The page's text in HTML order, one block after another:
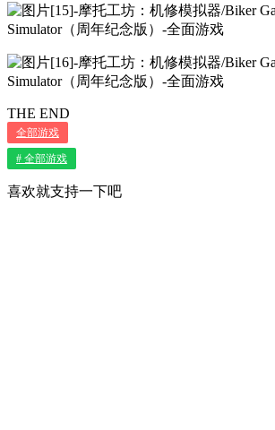
THE END
全部游戏
# 全部游戏
喜欢就支持一下吧